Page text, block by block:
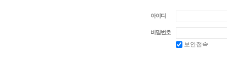
아이디
비밀번호
보안접속